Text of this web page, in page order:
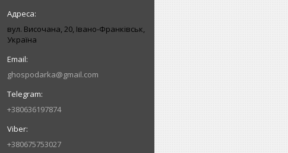
вул. Височана, 20, Івано-Франківськ,
Україна
ghospodarka@gmail.com
+380636197874
+380675753027